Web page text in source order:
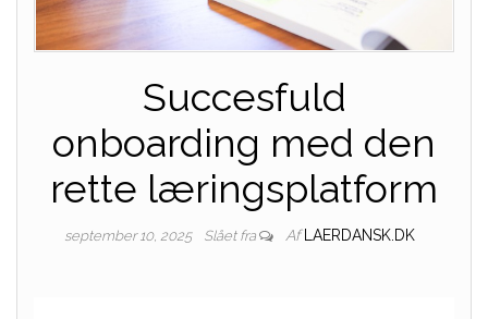
Succesfuld
onboarding med den
rette læringsplatform
september 10, 2025 Slået fra Af LAERDANSK.DK